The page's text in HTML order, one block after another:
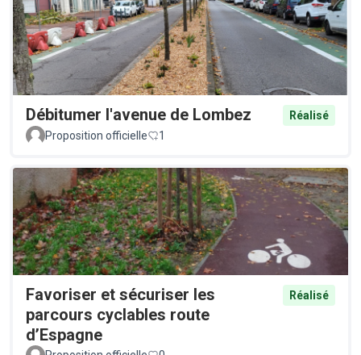
Débitumer l'avenue de Lombez
Réalisé
Proposition officielle
1
Favoriser et sécuriser les
parcours cyclables route
d’Espagne
Réalisé